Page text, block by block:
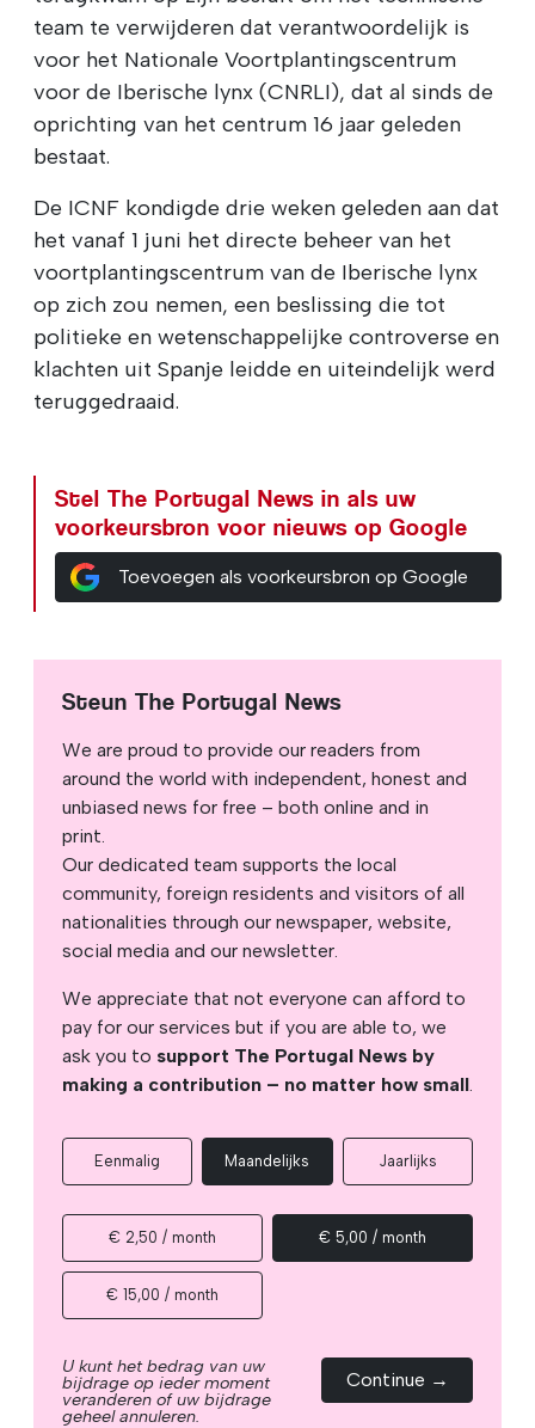
team te verwijderen dat verantwoordelijk is
voor het Nationale Voortplantingscentrum
voor de Iberische lynx (CNRLI), dat al sinds de
oprichting van het centrum 16 jaar geleden
bestaat.
De ICNF kondigde drie weken geleden aan dat
het vanaf 1 juni het directe beheer van het
voortplantingscentrum van de Iberische lynx
op zich zou nemen, een beslissing die tot
politieke en wetenschappelijke controverse en
klachten uit Spanje leidde en uiteindelijk werd
teruggedraaid.
Stel The Portugal News in als uw
voorkeursbron voor nieuws op Google
Toevoegen als voorkeursbron op Google
Steun The Portugal News
We are proud to provide our readers from
around the world with independent, honest and
unbiased news for free – both online and in
print.
Our dedicated team supports the local
community, foreign residents and visitors of all
nationalities through our newspaper, website,
social media and our newsletter.
We appreciate that not everyone can afford to
pay for our services but if you are able to, we
ask you to support The Portugal News by
making a contribution – no matter how small.
Eenmalig Maandelijks Jaarlijks
€ 2,50 / month € 5,00 / month
€ 15,00 / month
U kunt het bedrag van uw
bijdrage op ieder moment
veranderen of uw bijdrage
geheel annuleren.
Continue →